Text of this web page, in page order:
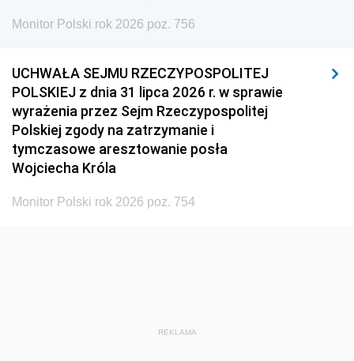
Monitor Polski rok 2026 poz. 756
UCHWAŁA SEJMU RZECZYPOSPOLITEJ
POLSKIEJ z dnia 31 lipca 2026 r. w sprawie
wyrażenia przez Sejm Rzeczypospolitej
Polskiej zgody na zatrzymanie i
tymczasowe aresztowanie posła
Wojciecha Króla
Monitor Polski rok 2026 poz. 754
REKLAMA